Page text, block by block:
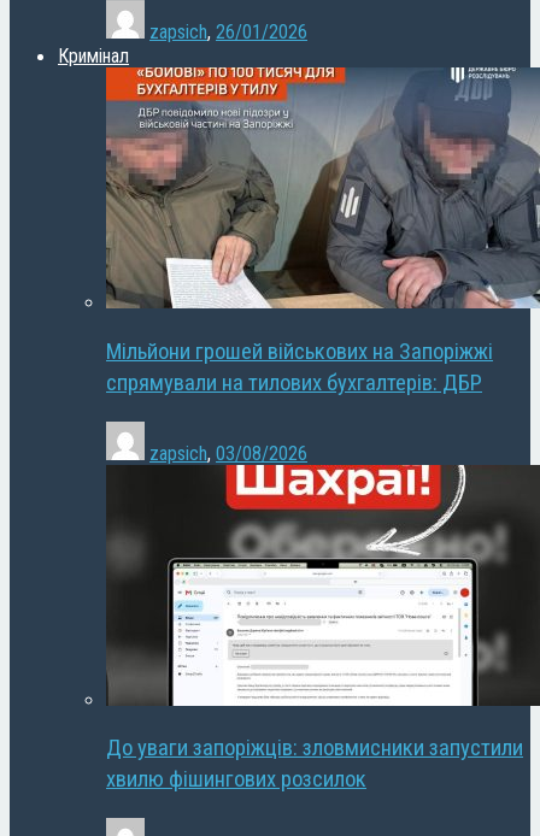
zapsich, 26/01/2026
Кримінал
Мільйони грошей військових на Запоріжжі
спрямували на тилових бухгалтерів: ДБР
zapsich, 03/08/2026
До уваги запоріжців: зловмисники запустили
хвилю фішингових розсилок